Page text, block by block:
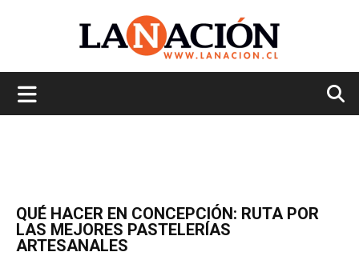
QUÉ HACER EN CONCEPCIÓN: RUTA POR
LAS MEJORES PASTELERÍAS
ARTESANALES